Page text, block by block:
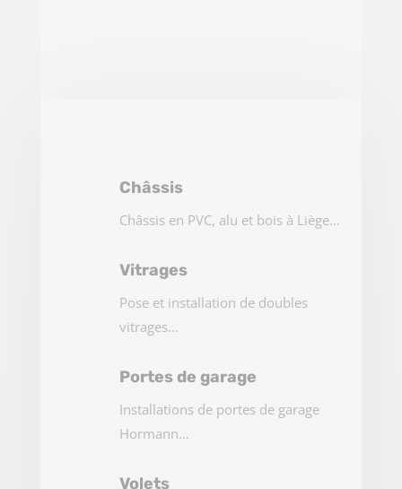
Châssis
Châssis en PVC, alu et bois à Liège…
Vitrages
Pose et installation de doubles
vitrages…
Portes de garage
Installations de portes de garage
Hormann…
Volets